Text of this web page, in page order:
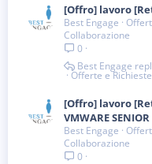
[Offro] lavoro
Best Engage
Collaborazione
0
Offerte e
Best Engage
[Offro] lavoro
VMWARE
Best Engage
Collaborazione
0